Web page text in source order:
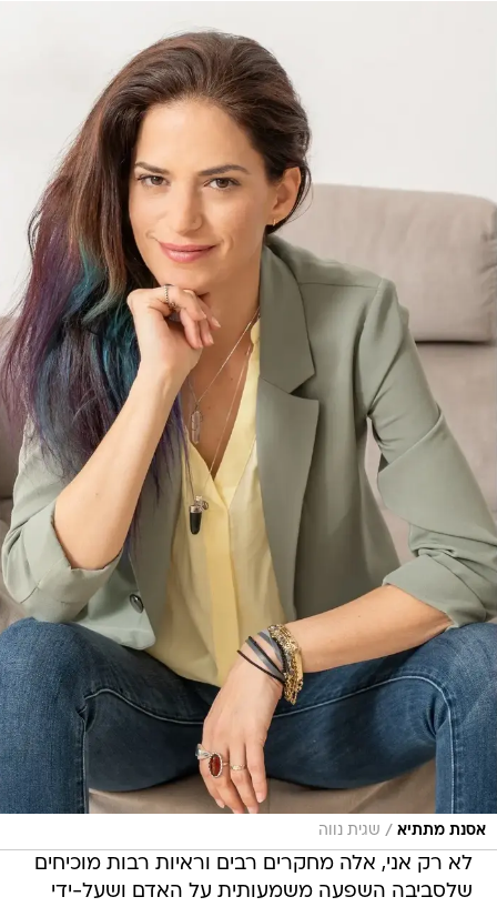
אסנת מתתיא / שגית נווה
לא רק אני, אלה מחקרים רבים וראיות רבות מוכיחים
שלסביבה השפעה משמעותית על האדם ושעל-ידי